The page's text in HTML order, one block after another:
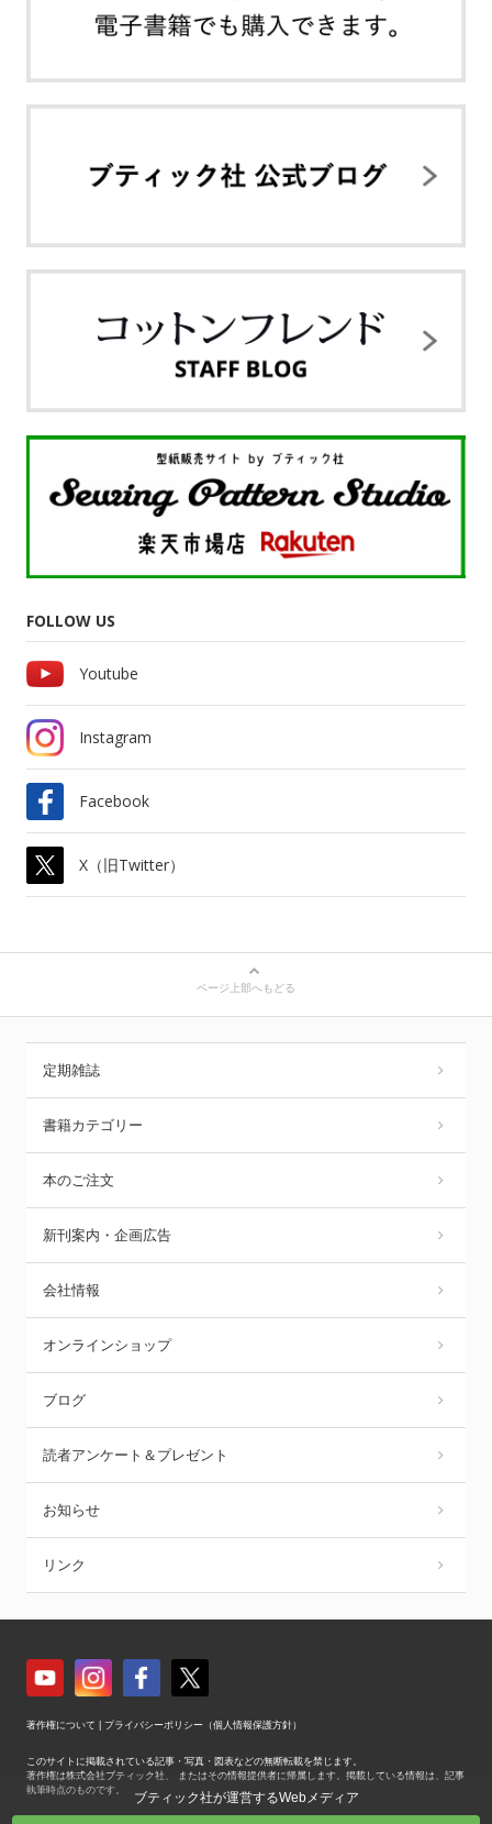
FOLLOW US
Youtube
Instagram
Facebook
X（旧Twitter）
ページ上部へもどる
定期雑誌
書籍カテゴリー
本のご注文
新刊案内・企画広告
会社情報
オンラインショップ
ブログ
読者アンケート＆プレゼント
お知らせ
リンク
著作権について プライバシーポリシー（個人情報保護方針）
このサイトに掲載されている記事・写真・図表などの無断転載を禁じます。
著作権は株式会社ブティック社、 またはその情報提供者に帰属します。掲載している情報は、記事
執筆時点のものです。
ブティック社が運営するWebメディア